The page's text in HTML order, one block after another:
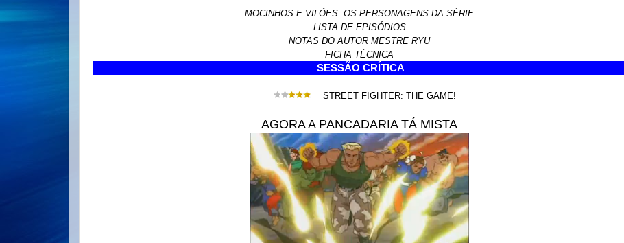
MOCINHOS E VILÕES: OS PERSONAGENS DA SÉRIE
LISTA DE EPISÓDIOS
NOTAS DO AUTOR MESTRE RYU
FICHA TÉCNICA
SESSÃO CRÍTICA
STREET FIGHTER: THE GAME!
AGORA A PANCADARIA TÁ MISTA